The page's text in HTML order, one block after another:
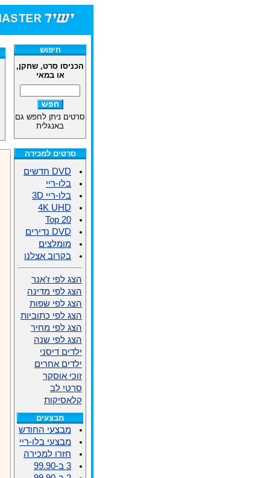
חיפוש
הכניסו סרט, שחקן,
או במאי
סרטים ניתן לחפש גם
באנגלית
סרטים למכירה
DVD חדשים
בלו-ריי
בלו-ריי 3D
4K UHD
Top 20
DVD נדירים
מומלצים
בקרוב אצלנו
הצג לפי ז'אנר
הצג לפי מדינה
הצג לפי שפות
הצג לפי כתוביות
הצג לפי מחיר
הצג לפי שנה
ילדים דיסני
ילדים אחרים
זוכי אוסקר
סרטי לב
קלאסיקות
מבצעים
מבצעי החודש
מבצעי בלו-ריי
חזרו למכירה
3 ב-99.90